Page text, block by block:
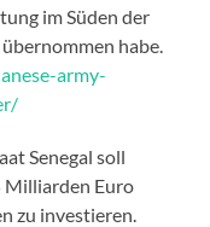
im Süden der
habe.
army-
Senegal soll
Milliarden Euro
zu investieren.